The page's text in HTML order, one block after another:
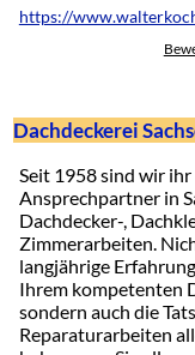
https://
Dachdeckerei
Seit 1958 sind wir
Ansprechpartner in
Dachdecker-,
Zimmerarbeiten.
langjährige
Ihrem kompetenten
sondern auch die
Reparaturarbeiten